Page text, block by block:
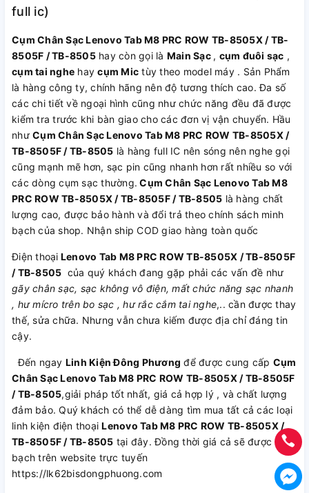
full ic)
Cụm Chân Sạc Lenovo Tab M8 PRC ROW TB-8505X / TB-
8505F / TB-8505hay còn gọi là Main Sạc , cụm đuôi sạc ,
cụm tai nghe haycụm Mic tùy theo model máy . Sản Phẩm
là hàng công ty, chính hãng nên độ tương thích cao. Đa số
các chi tiết về ngoại hình cũng như chức năng đều đã được
kiểm tra trước khi bàn giao cho các đơn vị vận chuyển. Hầu
như Cụm Chân Sạc Lenovo Tab M8 PRC ROW TB-8505X /
TB-8505F / TB-8505 là hàng full IC nên sóng nên nghe gọi
cũng mạnh mẽ hơn, sạc pin cũng nhanh hơn rất nhiều so với
các dòng cụm sạc thường. Cụm Chân Sạc Lenovo Tab M8
PRC ROW TB-8505X / TB-8505F / TB-8505 là hàng chất
lượng cao, được bảo hành và đổi trả theo chính sách minh
bạch của shop. Nhận ship COD giao hàng toàn quốc
Điện thoại Lenovo Tab M8 PRC ROW TB-8505X / TB-8505F
/ TB-8505 của quý khách đang gặp phải các vấn đề như
gãy chân sạc, sạc không vô điện, mất chức năng sạc nhanh
, hư mícro trên bo sạc , hư rắc cắm tai nghe,.. cần được thay
thế, sửa chữa. Nhưng vẫn chưa kiếm được địa chỉ đáng tin
cậy.
Đến ngay Linh Kiện Đông Phương để được cung cấp Cụm
Chân Sạc Lenovo Tab M8 PRC ROW TB-8505X / TB-8505F
/ TB-8505,giải pháp tốt nhất, giá cả hợp lý , và chất lượng
đảm bảo. Quý khách có thể dễ dàng tìm mua tất cả các loại
linh kiện điện thoạiLenovo Tab M8 PRC ROW TB-8505X /
TB-8505F / TB-8505 tại đây. Đồng thời giá cả sẽ được minh
bạch trên website trực tuyến
https://lk62bisdongphuong.com